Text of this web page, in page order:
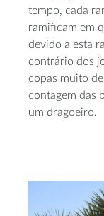
tempo, cada
ramificam em
devido a esta
contrário dos
copas muito
contagem das
um dragoeiro.